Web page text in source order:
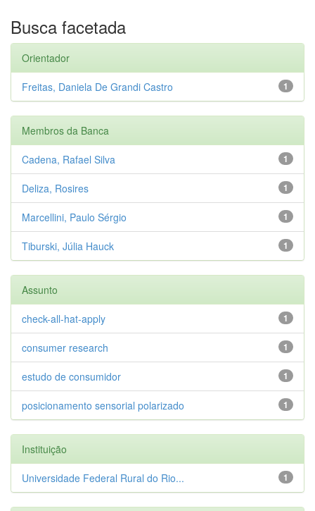
Busca facetada
Orientador
1
Freitas, Daniela De Grandi Castro
Membros da Banca
1
Cadena, Rafael Silva
1
Deliza, Rosires
1
Marcellini, Paulo Sérgio
1
Tiburski, Júlia Hauck
Assunto
1
check-all-hat-apply
1
consumer research
1
estudo de consumidor
1
posicionamento sensorial polarizado
Instituição
1
Universidade Federal Rural do Rio...